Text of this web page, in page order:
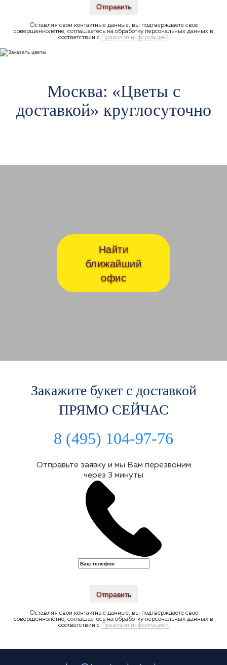
Отправить
Оставляя свои контактные данные, вы подтверждаете свое
совершеннолетие, соглашаетесь на обработку персональных данных в
соответствии с
Правовой информацией
Москва: «Цветы c
доставкой» круглосуточно
Найти
ближайший
офис
Закажите букет с доставкой
ПРЯМО СЕЙЧАС
8 (495) 104-97-76
Отправьте заявку и мы Вам перезвоним
через 3 минуты
Отправить
Оставляя свои контактные данные, вы подтверждаете свое
совершеннолетие, соглашаетесь на обработку персональных данных в
соответствии с
Правовой информацией